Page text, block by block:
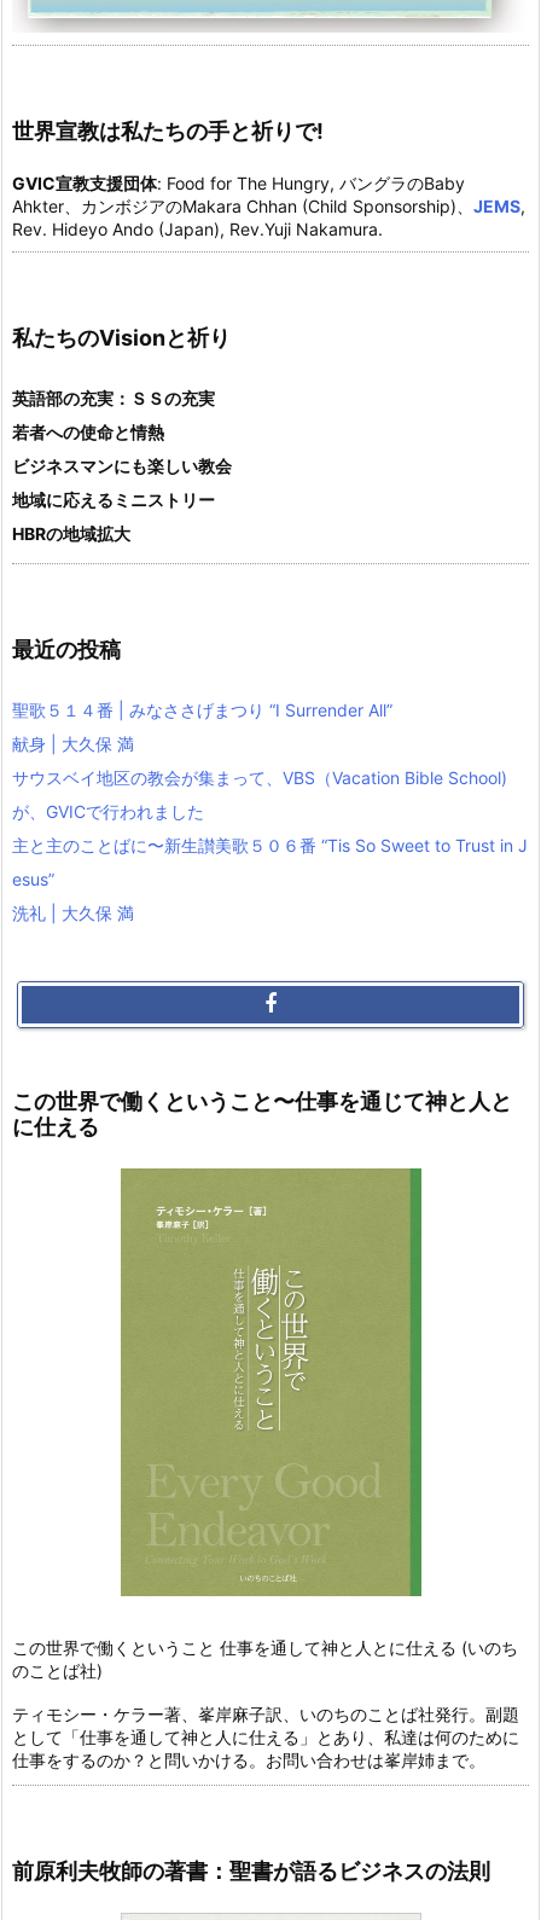
世界宣教は私たちの手と祈りで!
GVIC宣教支援団体: Food for The Hungry, バングラのBaby
Ahkter、カンボジアのMakara Chhan (Child Sponsorship)、 JEMS,
Rev. Hideyo Ando (Japan), Rev.Yuji Nakamura.
私たちのVisionと祈り
英語部の充実：ＳＳの充実
若者への使命と情熱
ビジネスマンにも楽しい教会
地域に応えるミニストリー
HBRの地域拡大
最近の投稿
聖歌５１４番 | みなささげまつり “I Surrender All”
献身 | 大久保 満
サウスベイ地区の教会が集まって、VBS（Vacation Bible School)
が、GVICで行われました
主と主のことばに〜新生讃美歌５０６番 “Tis So Sweet to Trust in J
esus”
洗礼 | 大久保 満
この世界で働くということ〜仕事を通じて神と人と
に仕える
この世界で働くということ 仕事を通して神と人とに仕える (いのち
のことば社)
ティモシー・ケラー著、峯岸麻子訳、いのちのことば社発行。副題
として「仕事を通して神と人に仕える」とあり、私達は何のために
仕事をするのか？と問いかける。お問い合わせは峯岸姉まで。
前原利夫牧師の著書：聖書が語るビジネスの法則